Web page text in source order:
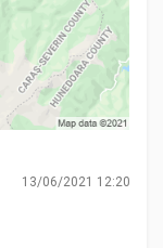
13/06/2021 12:20